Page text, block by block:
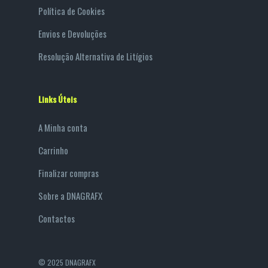
Política de Cookies
Envios e Devoluções
Resolução Alternativa de Litígios
Links Úteis
A Minha conta
Carrinho
Finalizar compras
Sobre a DNAGRAFX
Contactos
© 2025 DNAGRAFX